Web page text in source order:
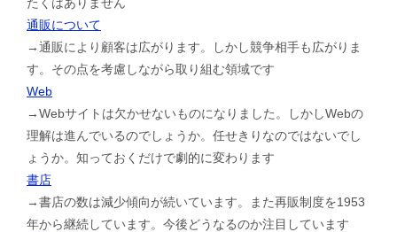
通販について
→通販により顧客は広がります。しかし競争相手も広がりま
す。その点を考慮しながら取り組む領域です
Web
→Webサイトは欠かせないものになりました。しかしWebの
理解は進んでいるのでしょうか。任せきりなのではないでし
ょうか。知っておくだけで劇的に変わります
書店
→書店の数は減少傾向が続いています。また再販制度を1953
年から継続しています。今後どうなるのか注目しています